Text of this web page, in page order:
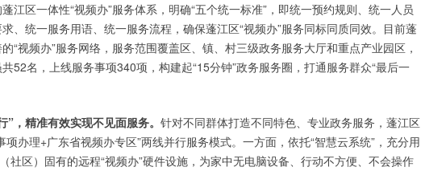
江区一体性“视频办”服务体系，明确“五个统一标准”，即统一预约规则、统一人员
、统一服务用语、统一服务流程，确保蓬江区“视频办”服务同标同质同效。目前蓬
“视频办”服务网络，服务范围覆盖区、镇、村三级政务服务大厅和重点产业园区，
52名，上线服务事项340项，构建起“15分钟”政务服务圈，打通服务群众“最后一
”，精准有效实现不见面服务。 针对不同群体打造不同特色、专业政务服务，蓬江区
项办理+广东省视频办专区”两线并行服务模式。一方面，依托“智慧云系统”，充分用
社区）固有的远程“视频办”硬件设施，为家中无电脑设备、行动不方便、不会操作